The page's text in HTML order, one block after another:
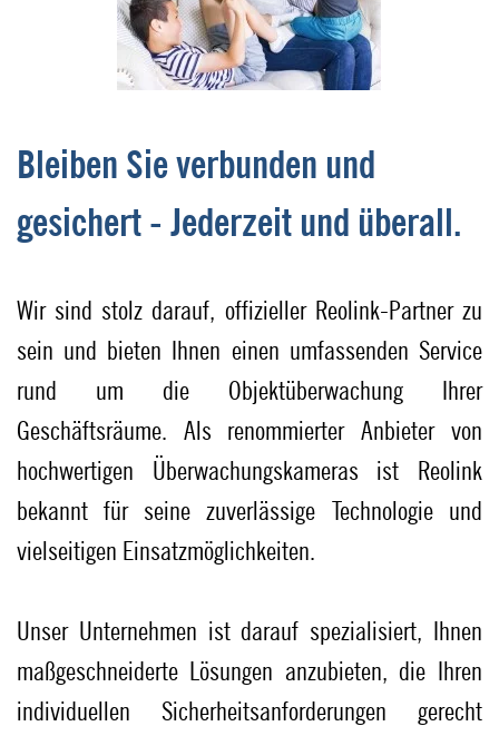
Bleiben Sie verbunden und
gesichert - Jederzeit und überall.
Wir sind stolz darauf, offizieller Reolink-Partner zu
sein und bieten Ihnen einen umfassenden Service
rund um die Objektüberwachung Ihrer
Geschäftsräume. Als renommierter Anbieter von
hochwertigen Überwachungskameras ist Reolink
bekannt für seine zuverlässige Technologie und
vielseitigen Einsatzmöglichkeiten.
Unser Unternehmen ist darauf spezialisiert, Ihnen
maßgeschneiderte Lösungen anzubieten, die Ihren
individuellen Sicherheitsanforderungen gerecht